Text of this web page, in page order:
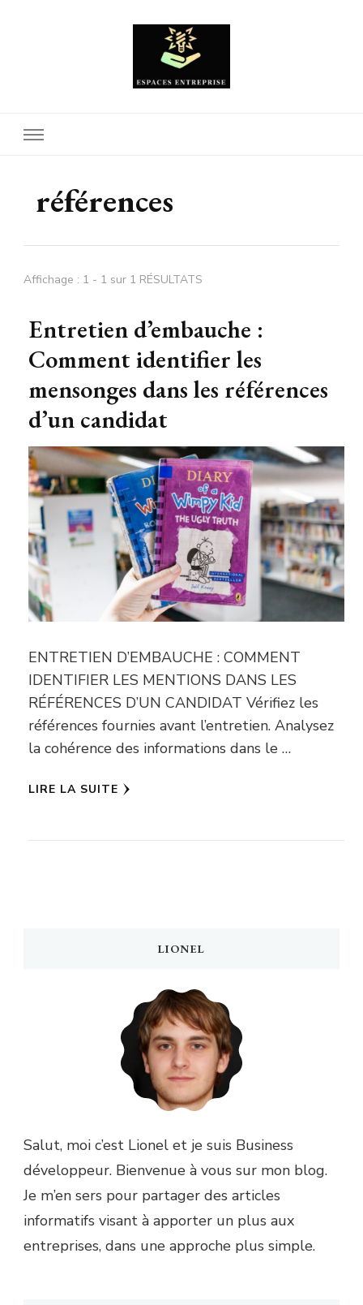
références
Affichage : 1 - 1 sur 1 RÉSULTATS
Entretien d’embauche :
Comment identifier les
mensonges dans les références
d’un candidat
ENTRETIEN D’EMBAUCHE : COMMENT
IDENTIFIER LES MENTIONS DANS LES
RÉFÉRENCES D’UN CANDIDAT Vérifiez les
références fournies avant l’entretien. Analysez
la cohérence des informations dans le …
LIRE LA SUITE
LIONEL
Salut, moi c’est Lionel et je suis Business
développeur. Bienvenue à vous sur mon blog.
Je m’en sers pour partager des articles
informatifs visant à apporter un plus aux
entreprises, dans une approche plus simple.